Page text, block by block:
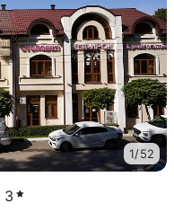
1/52
3